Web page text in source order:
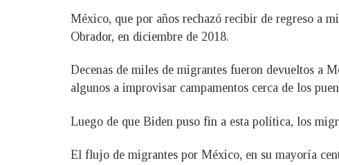
México, que por años rechazó recibir de regreso a
Obrador, en diciembre de 2018.
Decenas de miles de migrantes fueron devueltos a
algunos a improvisar campamentos cerca de los
Luego de que Biden puso fin a esta política, los
El flujo de migrantes por México, en su mayoría